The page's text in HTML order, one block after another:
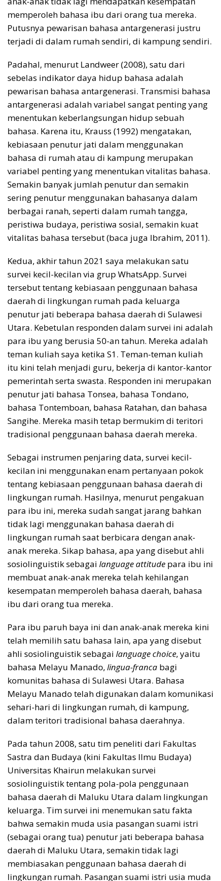
memperoleh bahasa ibu dari orang tua mereka.
Putusnya pewarisan bahasa antargenerasi justru
terjadi di dalam rumah sendiri, di kampung sendiri.
Padahal, menurut Landweer (2008), satu dari
sebelas indikator daya hidup bahasa adalah
pewarisan bahasa antargenerasi. Transmisi bahasa
antargenerasi adalah variabel sangat penting yang
menentukan keberlangsungan hidup sebuah
bahasa. Karena itu, Krauss (1992) mengatakan,
kebiasaan penutur jati dalam menggunakan
bahasa di rumah atau di kampung merupakan
variabel penting yang menentukan vitalitas bahasa.
Semakin banyak jumlah penutur dan semakin
sering penutur menggunakan bahasanya dalam
berbagai ranah, seperti dalam rumah tangga,
peristiwa budaya, peristiwa sosial, semakin kuat
vitalitas bahasa tersebut (baca juga Ibrahim, 2011).
Kedua, akhir tahun 2021 saya melakukan satu
survei kecil-kecilan via grup WhatsApp. Survei
tersebut tentang kebiasaan penggunaan bahasa
daerah di lingkungan rumah pada keluarga
penutur jati beberapa bahasa daerah di Sulawesi
Utara. Kebetulan responden dalam survei ini adalah
para ibu yang berusia 50-an tahun. Mereka adalah
teman kuliah saya ketika S1. Teman-teman kuliah
itu kini telah menjadi guru, bekerja di kantor-kantor
pemerintah serta swasta. Responden ini merupakan
penutur jati bahasa Tonsea, bahasa Tondano,
bahasa Tontemboan, bahasa Ratahan, dan bahasa
Sangihe. Mereka masih tetap bermukim di teritori
tradisional penggunaan bahasa daerah mereka.
Sebagai instrumen penjaring data, survei kecil-
kecilan ini menggunakan enam pertanyaan pokok
tentang kebiasaan penggunaan bahasa daerah di
lingkungan rumah. Hasilnya, menurut pengakuan
para ibu ini, mereka sudah sangat jarang bahkan
tidak lagi menggunakan bahasa daerah di
lingkungan rumah saat berbicara dengan anak-
anak mereka. Sikap bahasa, apa yang disebut ahli
sosiolinguistik sebagai language attitude para ibu ini
membuat anak-anak mereka telah kehilangan
kesempatan memperoleh bahasa daerah, bahasa
ibu dari orang tua mereka.
Para ibu paruh baya ini dan anak-anak mereka kini
telah memilih satu bahasa lain, apa yang disebut
ahli sosiolinguistik sebagai language choice, yaitu
bahasa Melayu Manado, lingua-franca bagi
komunitas bahasa di Sulawesi Utara. Bahasa
Melayu Manado telah digunakan dalam komunikasi
sehari-hari di lingkungan rumah, di kampung,
dalam teritori tradisional bahasa daerahnya.
Pada tahun 2008, satu tim peneliti dari Fakultas
Sastra dan Budaya (kini Fakultas Ilmu Budaya)
Universitas Khairun melakukan survei
sosiolinguistik tentang pola-pola penggunaan
bahasa daerah di Maluku Utara dalam lingkungan
keluarga. Tim survei ini menemukan satu fakta
bahwa semakin muda usia pasangan suami istri
(sebagai orang tua) penutur jati beberapa bahasa
daerah di Maluku Utara, semakin tidak lagi
membiasakan penggunaan bahasa daerah di
lingkungan rumah. Pasangan suami istri usia muda